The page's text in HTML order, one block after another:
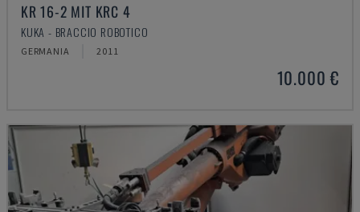
KR 16-2 MIT KRC 4
KUKA - BRACCIO ROBOTICO
GERMANIA 2011
10.000 €